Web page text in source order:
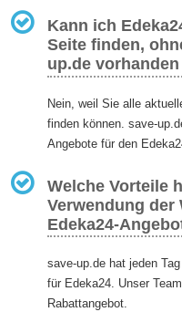
Kann ich
Seite finden,
up.de
Nein, weil Sie alle
finden können. save-
Angebote für den
Welche Vorteile
Verwendung der
Edeka24-
save-up.de hat jeden
für Edeka24. Unser
Rabattangebot.